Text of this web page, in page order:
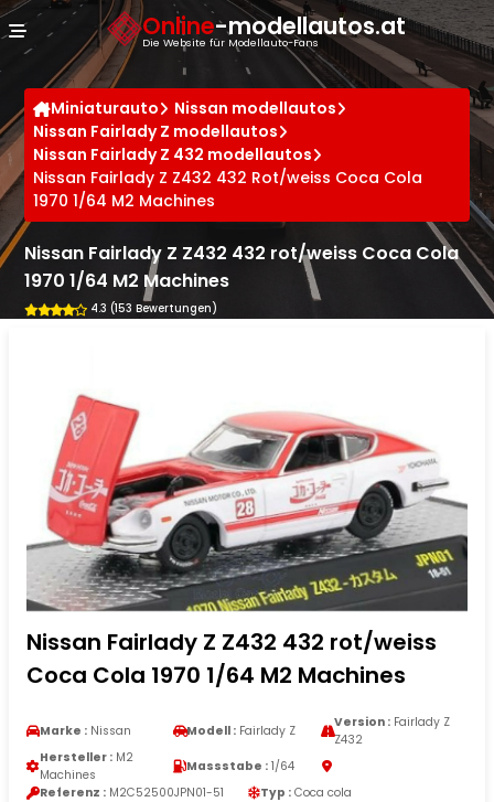
Online-modellautos.at
Die Website für Modellauto-Fans
Miniaturauto
Nissan modellautos
Nissan Fairlady Z modellautos
Nissan Fairlady Z 432 modellautos
Nissan Fairlady Z Z432 432 Rot/weiss Coca Cola
1970 1/64 M2 Machines
Nissan Fairlady Z Z432 432 rot/weiss Coca Cola
1970 1/64 M2 Machines
4.3 (153 Bewertungen)
Nissan Fairlady Z Z432 432 rot/weiss
Coca Cola 1970 1/64 M2 Machines
Marke : Nissan Modell : Fairlady Z
Version :Fairlady Z
Z432
Hersteller : M2
Machines
Massstabe : 1/64
Referenz : M2C52500JPN01-51 Typ : Coca cola
Cookie-Einstellungen